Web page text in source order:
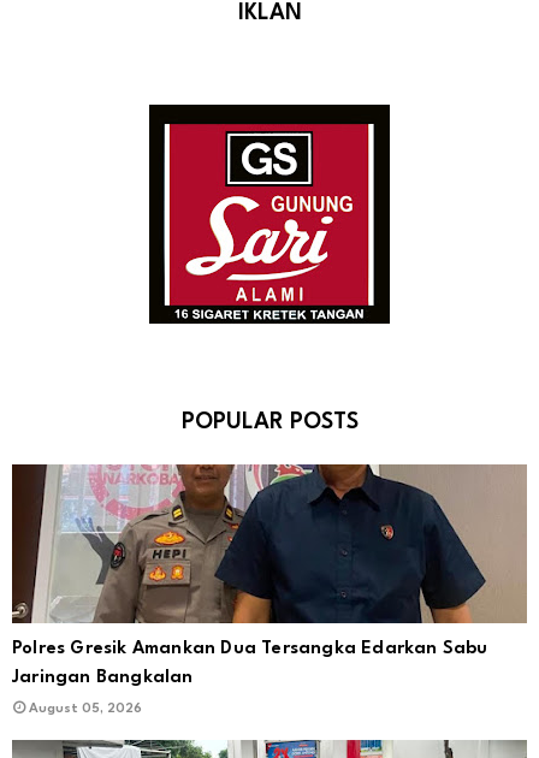
IKLAN
POPULAR POSTS
Polres Gresik Amankan Dua Tersangka Edarkan Sabu
Jaringan Bangkalan
August 05, 2026